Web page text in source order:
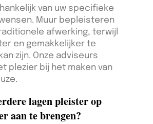
van uw specifieke
Muur bepleisteren
afwerking, terwijl
en gemakkelijker te
zijn. Onze adviseurs
plezier bij het maken van
lagen pleister op
aan te brengen?